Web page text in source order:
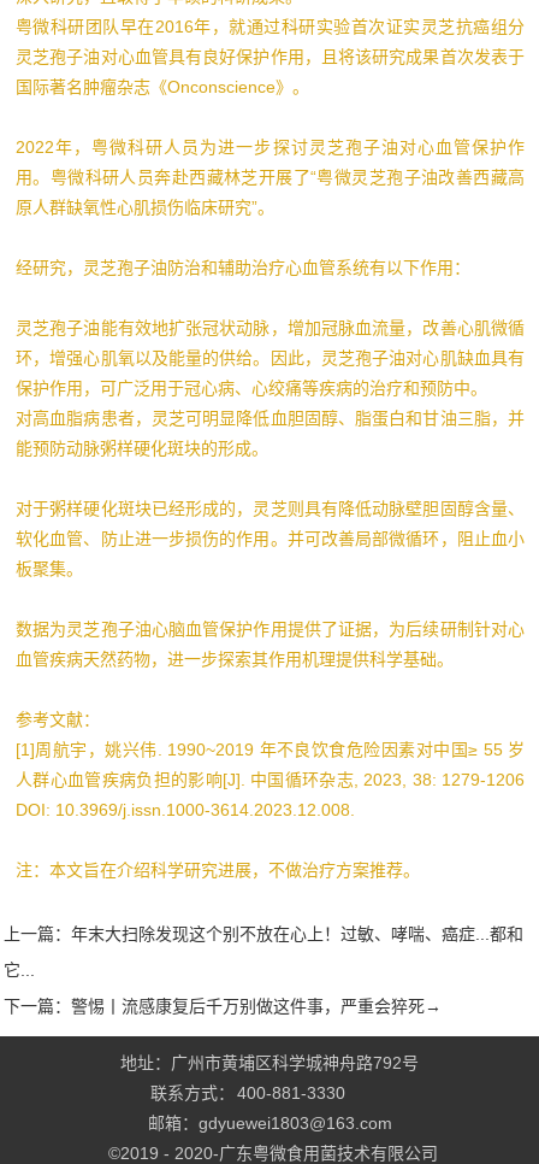
粤微科研团队早在2016年，就通过科研实验首次证实灵芝抗癌组分
灵芝孢子油对心血管具有良好保护作用，且将该研究成果首次发表于
国际著名肿瘤杂志《Onconscience》。
2022年，粤微科研人员为进一步探讨灵芝孢子油对心血管保护作
用。粤微科研人员奔赴西藏林芝开展了“粤微灵芝孢子油改善西藏高
原人群缺氧性心肌损伤临床研究”。
经研究，灵芝孢子油防治和辅助治疗心血管系统有以下作用：
灵芝孢子油能有效地扩张冠状动脉，增加冠脉血流量，改善心肌微循
环，增强心肌氧以及能量的供给。因此，灵芝孢子油对心肌缺血具有
保护作用，可广泛用于冠心病、心绞痛等疾病的治疗和预防中。
对高血脂病患者，灵芝可明显降低血胆固醇、脂蛋白和甘油三脂，并
能预防动脉粥样硬化斑块的形成。
对于粥样硬化斑块已经形成的，灵芝则具有降低动脉壁胆固醇含量、
软化血管、防止进一步损伤的作用。并可改善局部微循环，阻止血小
板聚集。
数据为灵芝孢子油心脑血管保护作用提供了证据，为后续研制针对心
血管疾病天然药物，进一步探索其作用机理提供科学基础。
参考文献：
[1]周航宇，姚兴伟. 1990~2019 年不良饮食危险因素对中国≥ 55 岁
人群心血管疾病负担的影响[J]. 中国循环杂志, 2023, 38: 1279-1206
DOI: 10.3969/j.issn.1000-3614.2023.12.008.
注：本文旨在介绍科学研究进展，不做治疗方案推荐。
上一篇： 年末大扫除发现这个别不放在心上！过敏、哮喘、癌症...都和
它...
下一篇： 警惕丨流感康复后千万别做这件事，严重会猝死→
地址：广州市黄埔区科学城神舟路792号
联系方式：
400-881-3330
邮箱：gdyuewei1803@163.com
©2019 - 2020-广东粤微食用菌技术有限公司